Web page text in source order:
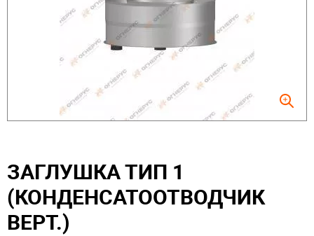
ЗАГЛУШКА ТИП 1
(КОНДЕНСАТООТВОДЧИК
ВЕРТ.)